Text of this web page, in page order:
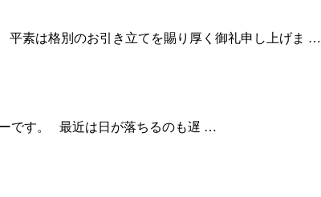
素は格別のお引き立てを賜り厚く御礼申し上げま …
です。 最近は日が落ちるのも遅 …